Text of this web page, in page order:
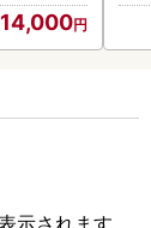
14,000